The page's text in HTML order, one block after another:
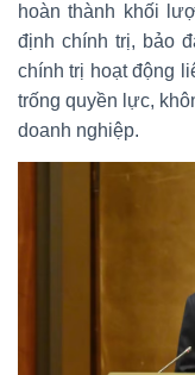
hoàn thành khối
định chính trị, bảo
chính trị hoạt động
trống quyền lực,
doanh nghiệp.